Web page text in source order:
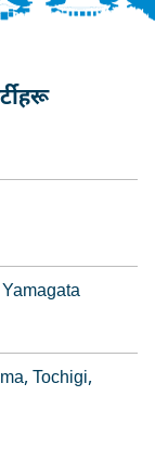
Yamagata
Tochigi